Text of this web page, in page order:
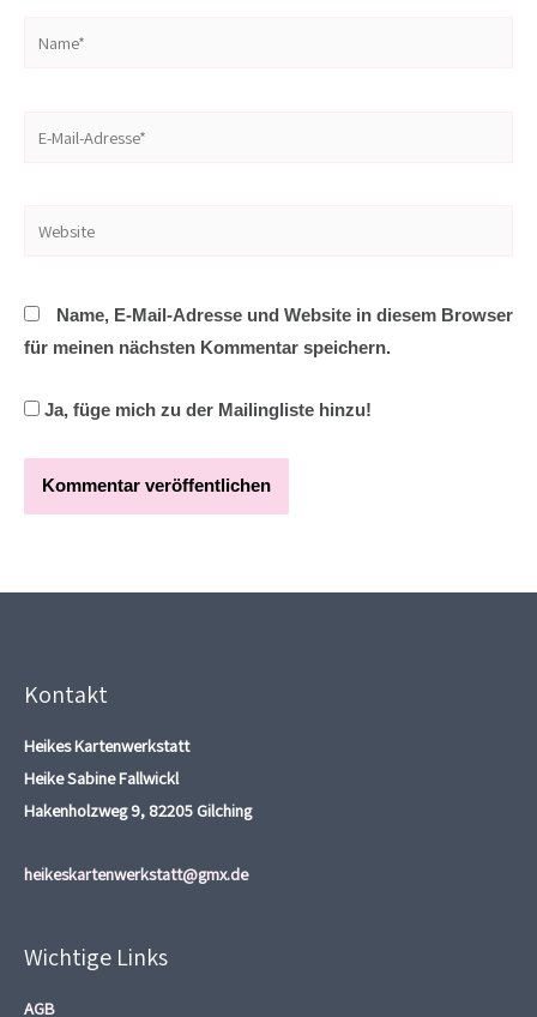
Name, E-Mail-Adresse und Website in diesem Browser
für meinen nächsten Kommentar speichern.
Ja, füge mich zu der Mailingliste hinzu!
Kontakt
Heikes Kartenwerkstatt
Heike Sabine Fallwickl
Hakenholzweg 9, 82205 Gilching
heikeskartenwerkstatt@gmx.de
Wichtige Links
AGB